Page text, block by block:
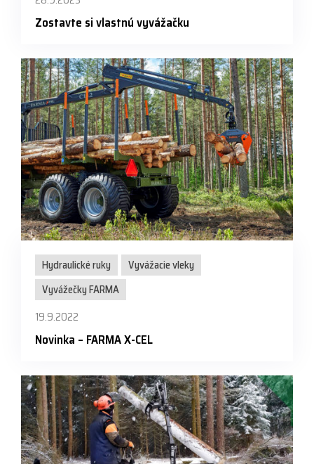
Zostavte si vlastnú vyvážačku
Hydraulické ruky
Vyvážacie vleky
Vyvážečky FARMA
19.9.2022
Novinka – FARMA X-CEL